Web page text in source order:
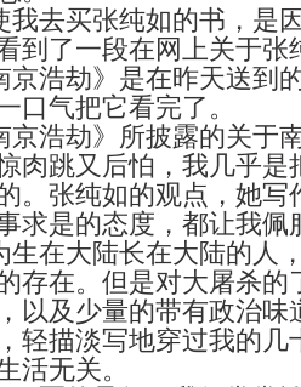
我去买张纯如的书，是
到了一段在网上关于张
京浩劫》是在昨天送到
口气把它看完了。
京浩劫》所披露的关于
肉跳又后怕，我几乎是
。张纯如的观点，她写
求是的态度，都让我佩
生在大陆长在大陆的人
存在。但是对大屠杀的
以及少量的带有政治味
轻描淡写地穿过我的几
活无关。